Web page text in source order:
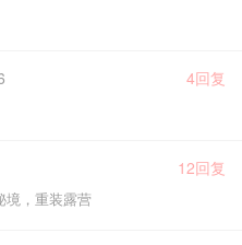
4回复
12回复
境，重装露营